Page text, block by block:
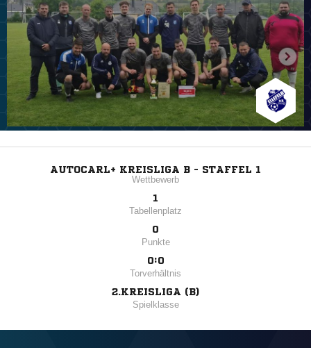
AUTOCARL+ KREISLIGA B - STAFFEL 1
Wettbewerb
1
Tabellenplatz
0
Punkte
0:0
Torverhältnis
2.KREISLIGA (B)
Spielklasse